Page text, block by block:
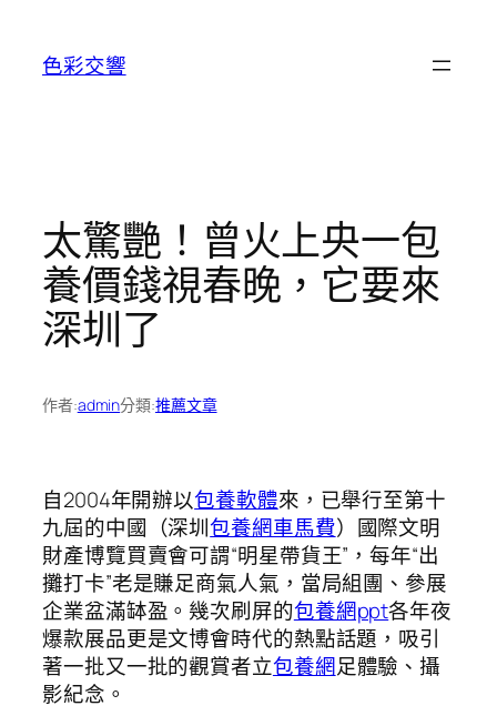
色彩交響
太驚艷！曾火上央一包
養價錢視春晚，它要來
深圳了
作者:admin分類:推薦文章
自2004年開辦以包養軟體來，已舉行至第十
九屆的中國（深圳包養網車馬費）國際文明
財產博覽買賣會可謂“明星帶貨王”，每年“出
攤打卡”老是賺足商氣人氣，當局組團、參展
企業盆滿缽盈。幾次刷屏的包養網ppt各年夜
爆款展品更是文博會時代的熱點話題，吸引
著一批又一批的觀賞者立包養網足體驗、攝
影紀念。